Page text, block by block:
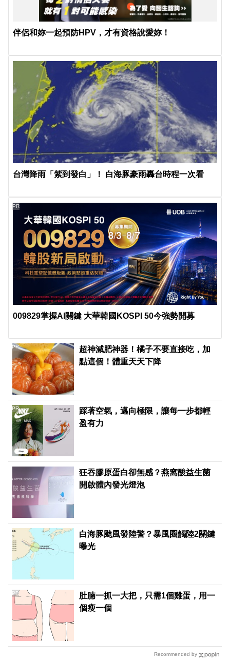
伴侶和妳一起預防HPV，才有資格說愛妳！
台灣降雨「紫到發白」！ 白海豚豪雨轟台時程一次看
009829掌握AI關鍵 大華韓國KOSPI 50今強勢開募
PR
超神減肥神器！橘子不要直接吃，加
點這個！體重天天下降
PR
踩著空氣，邁向極限，讓每一步都輕
盈有力
PR
狂吞膠原蛋白卻無感？燕窩酸益生菌
開啟體內發光燈泡
白海豚颱風發陸警？暴風圈觸陸2關鍵
曝光
肚腩一抓一大把，只需1個雞蛋，用一
個瘦一個
PR
Recommended by